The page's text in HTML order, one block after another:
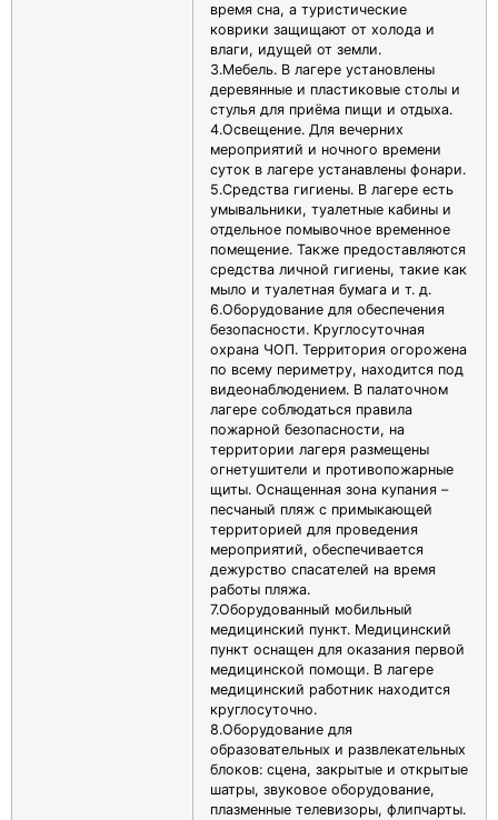
время сна, а туристические
коврики защищают от холода и
влаги, идущей от земли.
3.Мебель. В лагере установлены
деревянные и пластиковые столы и
стулья для приёма пищи и отдыха.
4.Освещение. Для вечерних
мероприятий и ночного времени
суток в лагере устанавлены фонари.
5.Средства гигиены. В лагере есть
умывальники, туалетные кабины и
отдельное помывочное временное
помещение. Также предоставляются
средства личной гигиены, такие как
мыло и туалетная бумага и т. д.
6.Оборудование для обеспечения
безопасности. Круглосуточная
охрана ЧОП. Территория огорожена
по всему периметру, находится под
видеонаблюдением. В палаточном
лагере соблюдаться правила
пожарной безопасности, на
территории лагеря размещены
огнетушители и противопожарные
щиты. Оснащенная зона купания –
песчаный пляж с примыкающей
территорией для проведения
мероприятий, обеспечивается
дежурство спасателей на время
работы пляжа.
7.Оборудованный мобильный
медицинский пункт. Медицинский
пункт оснащен для оказания первой
медицинской помощи. В лагере
медицинский работник находится
круглосуточно.
8.Оборудование для
образовательных и развлекательных
блоков: сцена, закрытые и открытые
шатры, звуковое оборудование,
плазменные телевизоры, флипчарты.